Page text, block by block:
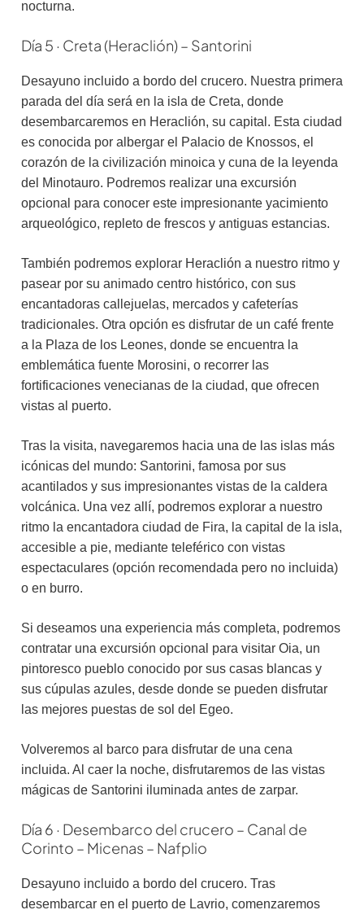
nocturna.
Día 5 · Creta (Heraclión) – Santorini
Desayuno incluido a bordo del crucero. Nuestra primera
parada del día será en la isla de Creta, donde
desembarcaremos en Heraclión, su capital. Esta ciudad
es conocida por albergar el Palacio de Knossos, el
corazón de la civilización minoica y cuna de la leyenda
del Minotauro. Podremos realizar una excursión
opcional para conocer este impresionante yacimiento
arqueológico, repleto de frescos y antiguas estancias.
También podremos explorar Heraclión a nuestro ritmo y
pasear por su animado centro histórico, con sus
encantadoras callejuelas, mercados y cafeterías
tradicionales. Otra opción es disfrutar de un café frente
a la Plaza de los Leones, donde se encuentra la
emblemática fuente Morosini, o recorrer las
fortificaciones venecianas de la ciudad, que ofrecen
vistas al puerto.
Tras la visita, navegaremos hacia una de las islas más
icónicas del mundo: Santorini, famosa por sus
acantilados y sus impresionantes vistas de la caldera
volcánica. Una vez allí, podremos explorar a nuestro
ritmo la encantadora ciudad de Fira, la capital de la isla,
accesible a pie, mediante teleférico con vistas
espectaculares (opción recomendada pero no incluida)
o en burro.
Si deseamos una experiencia más completa, podremos
contratar una excursión opcional para visitar Oia, un
pintoresco pueblo conocido por sus casas blancas y
sus cúpulas azules, desde donde se pueden disfrutar
las mejores puestas de sol del Egeo.
Volveremos al barco para disfrutar de una cena
incluida. Al caer la noche, disfrutaremos de las vistas
mágicas de Santorini iluminada antes de zarpar.
Día 6 · Desembarco del crucero – Canal de
Corinto – Micenas – Nafplio
Desayuno incluido a bordo del crucero. Tras
desembarcar en el puerto de Lavrio, comenzaremos